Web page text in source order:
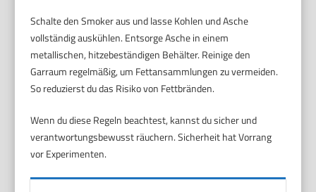
Schalte den Smoker aus und lasse Kohlen und Asche
vollständig auskühlen. Entsorge Asche in einem
metallischen, hitzebeständigen Behälter. Reinige den
Garraum regelmäßig, um Fettansammlungen zu vermeiden.
So reduzierst du das Risiko von Fettbränden.
Wenn du diese Regeln beachtest, kannst du sicher und
verantwortungsbewusst räuchern. Sicherheit hat Vorrang
vor Experimenten.